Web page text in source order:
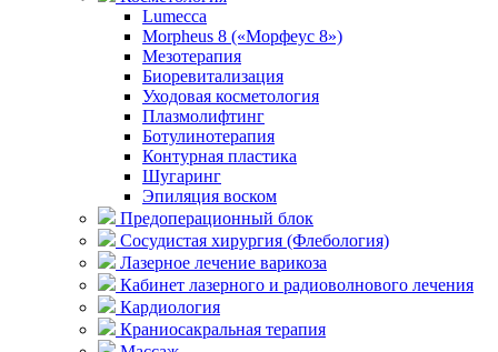
Lumecca
Morpheus 8 («Морфеус 8»)
Мезотерапия
Биоревитализация
Уходовая косметология
Плазмолифтинг
Ботулинотерапия
Контурная пластика
Шугаринг
Эпиляция воском
Предоперационный блок
Сосудистая хирургия (Флебология)
Лазерное лечение варикоза
Кабинет лазерного и радиоволнового лечения
Кардиология
Краниосакральная терапия